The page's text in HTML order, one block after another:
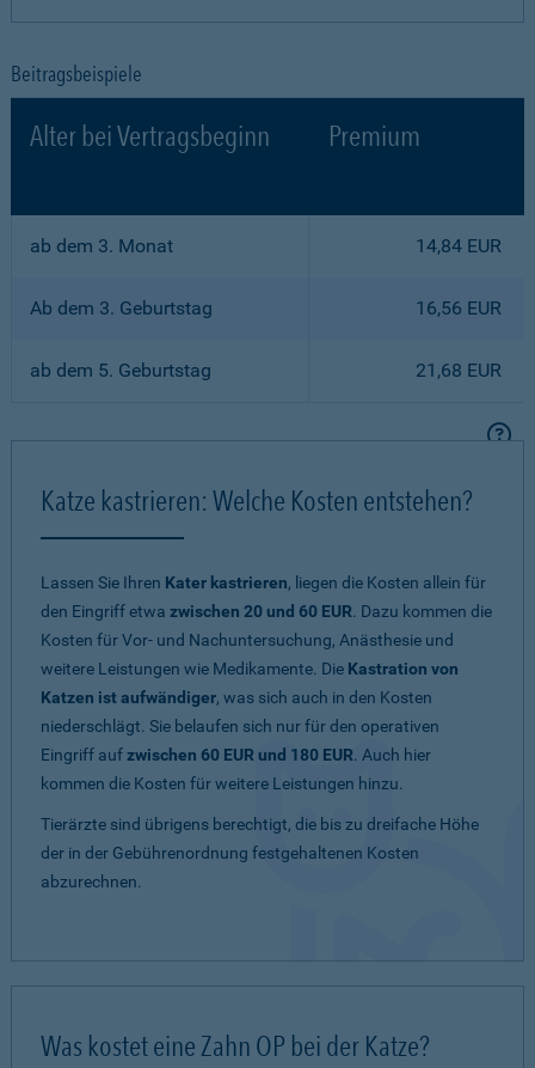
Beitragsbeispiele
Alter bei Vertragsbeginn Premium
ab dem 3. Monat 14,84 EUR
Ab dem 3. Geburtstag 16,56 EUR
ab dem 5. Geburtstag 21,68 EUR
Katze kastrieren: Welche Kosten entstehen?
Lassen Sie Ihren Kater kastrieren, liegen die Kosten allein für
den Eingriff etwa zwischen 20 und 60 EUR. Dazu kommen die
Kosten für Vor- und Nachuntersuchung, Anästhesie und
weitere Leistungen wie Medikamente. Die Kastration von
Katzen ist aufwändiger, was sich auch in den Kosten
niederschlägt. Sie belaufen sich nur für den operativen
Eingriff aufzwischen 60 EUR und 180 EUR. Auch hier
kommen die Kosten für weitere Leistungen hinzu.
Tierärzte sind übrigens berechtigt, die bis zu dreifache Höhe
der in der Gebührenordnung festgehaltenen Kosten
abzurechnen.
Was kostet eine Zahn OP bei der Katze?